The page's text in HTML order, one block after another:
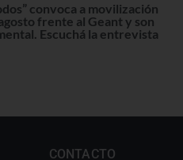
convoca a movilización
frente al Geant y son
Escuchá la entrevista
CONTACTO